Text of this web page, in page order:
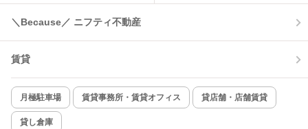
＼Because／ ニフティ不動産
賃貸
月極駐車場 賃貸事務所・賃貸オフィス 貸店舗・店舗賃貸
貸し倉庫